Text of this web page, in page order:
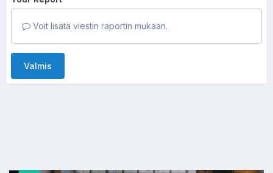
Voit lisätä viestin raportin mukaan.
Valmis